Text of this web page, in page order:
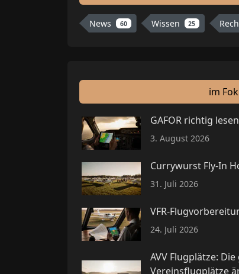
News 60 Wissen 25
im
GAFOR richtig
3. August 2026
Currywurst Fly-In
31. Juli 2026
VFR-
24. Juli 2026
AVV Flugplätze:
Vereinsflugplätze